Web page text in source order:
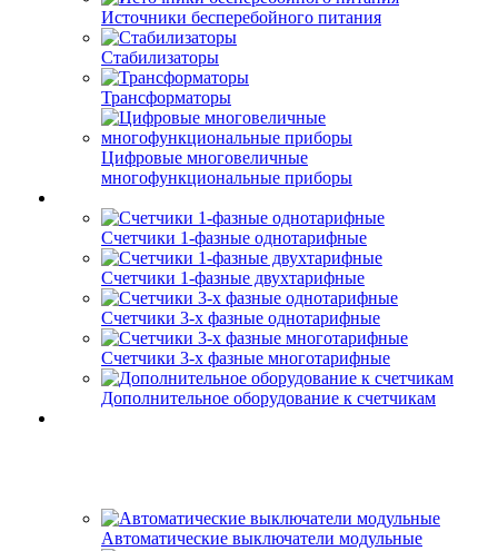
Источники бесперебойного питания
Стабилизаторы
Трансформаторы
Цифровые многовеличные
многофункциональные приборы
Счетчики 1-фазные однотарифные
Счетчики 1-фазные двухтарифные
Счетчики 3-х фазные однотарифные
Счетчики 3-х фазные многотарифные
Дополнительное оборудование к счетчикам
Автоматические выключатели модульные